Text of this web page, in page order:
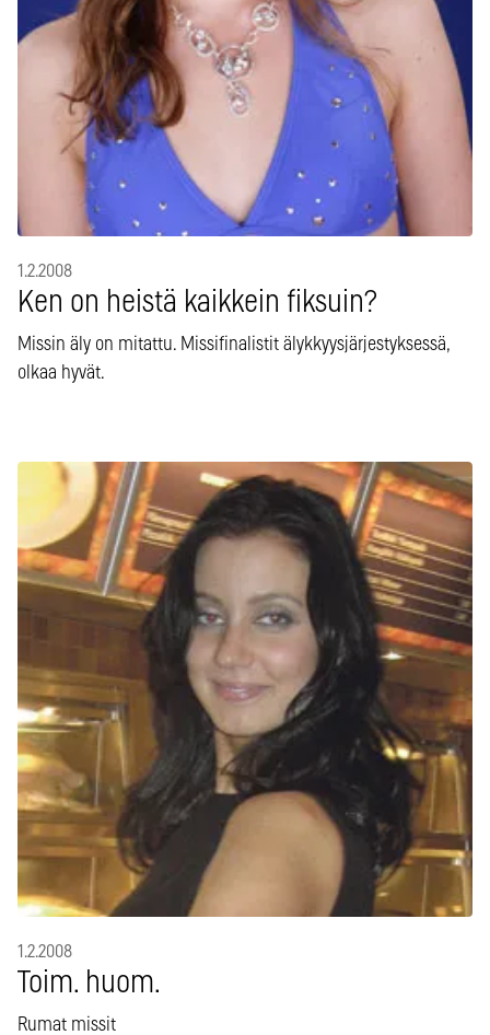
1.2.2008
Ken on heistä kaikkein fiksuin?
Missin äly on mitattu. Missifinalistit älykkyysjärjestyksessä,
olkaa hyvät.
1.2.2008
Toim. huom.
Rumat missit